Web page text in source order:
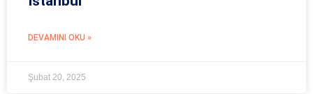
DEVAMINI OKU »
Şubat 20, 2025